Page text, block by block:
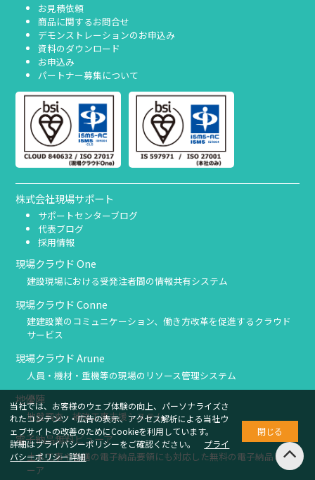
当社では、お客様のウェブ体験の向上、パーソナライズさ
れたコンテンツ・広告の表示、アクセス解析による当社ウ
ェブサイトの改善のためにCookieを利用しています。
詳細はプライバシーポリシーをご確認ください。
プライ
バシーポリシー詳細
閉じる
お見積依頼
商品に関するお問合せ
デモンストレーションのお申込み
資料のダウンロード
お申込み
パートナー募集について
株式会社現場サポート
サポートセンターブログ
代表ブログ
採用情報
現場クラウド One
建設現場における受発注者間の情報共有システム
現場クラウド Conne
建建設業のコミュニケーション、働き方改革を促進するクラウド
サービス
現場クラウド Arune
人員・機材・重機等の現場のリソース管理システム
地優陣
地盤調査・補強工事支援システム
電子納品無料ビューア
土木工事や営繕の電子納品要領にも対応した無料の電子納品ビュ
ーア